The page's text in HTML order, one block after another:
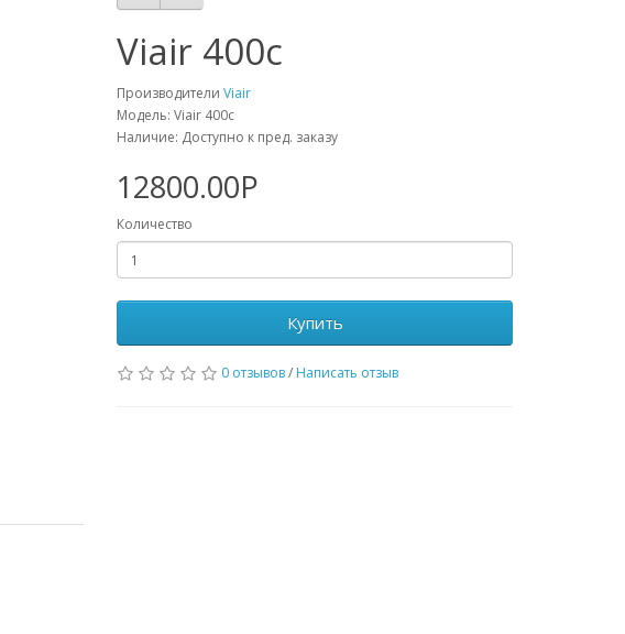
Viair 400c
Производители Viair
Модель: Viair 400c
Наличие: Доступно к пред. заказу
12800.00Р
Количество
Купить
0 отзывов/ Написать отзыв